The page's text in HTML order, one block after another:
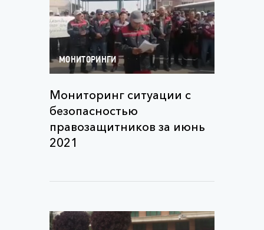
МОНИТОРИНГИ
Мониторинг ситуации с
безопасностью
правозащитников за июнь
2021